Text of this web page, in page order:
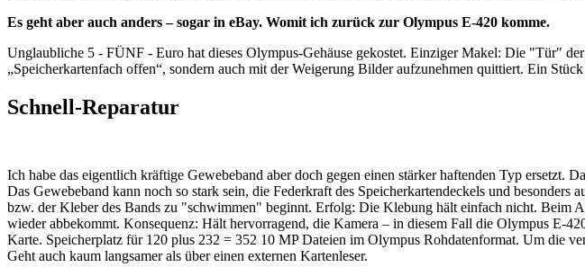
Es geht aber auch anders – sogar in eBay. Womit ich zurück zur Olympus E-420 komme.
Unglaubliche 5 - FÜNF - Euro hat dieses Olympus-Gehäuse gekostet. Einziger Makel: Die "Tür"
„Speicherkartenfach offen“, sondern auch mit der Weigerung Bilder aufzunehmen quittiert. Ein
Schnell-Reparatur
Ich habe das eigentlich kräftige Gewebeband aber doch gegen einen stärker haftenden Typ
Das Gewebeband kann noch so stark sein, die Federkraft des Speicherkartendeckels und
bzw. der Kleber des Bands zu "schwimmen" beginnt. Erfolg: Die Klebung hält einfach nicht. Beim
wieder abbekommt. Konsequenz: Hält hervorragend, die Kamera – in diesem Fall die Olympus E-
Karte. Speicherplatz für 120 plus 232 = 352 10 MP Dateien im Olympus Rohdatenformat. Um die
Geht auch kaum langsamer als über einen externen Kartenleser.